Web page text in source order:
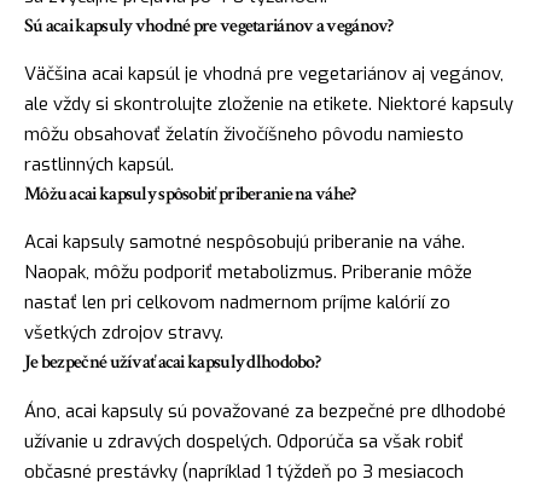
Sú acai kapsuly vhodné pre vegetariánov a vegánov?
Väčšina acai kapsúl je vhodná pre vegetariánov aj vegánov,
ale vždy si skontrolujte zloženie na etikete. Niektoré kapsuly
môžu obsahovať želatín živočíšneho pôvodu namiesto
rastlinných kapsúl.
Môžu acai kapsuly spôsobiť priberanie na váhe?
Acai kapsuly samotné nespôsobujú priberanie na váhe.
Naopak, môžu podporiť metabolizmus. Priberanie môže
nastať len pri celkovom nadmernom príjme kalórií zo
všetkých zdrojov stravy.
Je bezpečné užívať acai kapsuly dlhodobo?
Áno, acai kapsuly sú považované za bezpečné pre dlhodobé
užívanie u zdravých dospelých. Odporúča sa však robiť
občasné prestávky (napríklad 1 týždeň po 3 mesiacoch